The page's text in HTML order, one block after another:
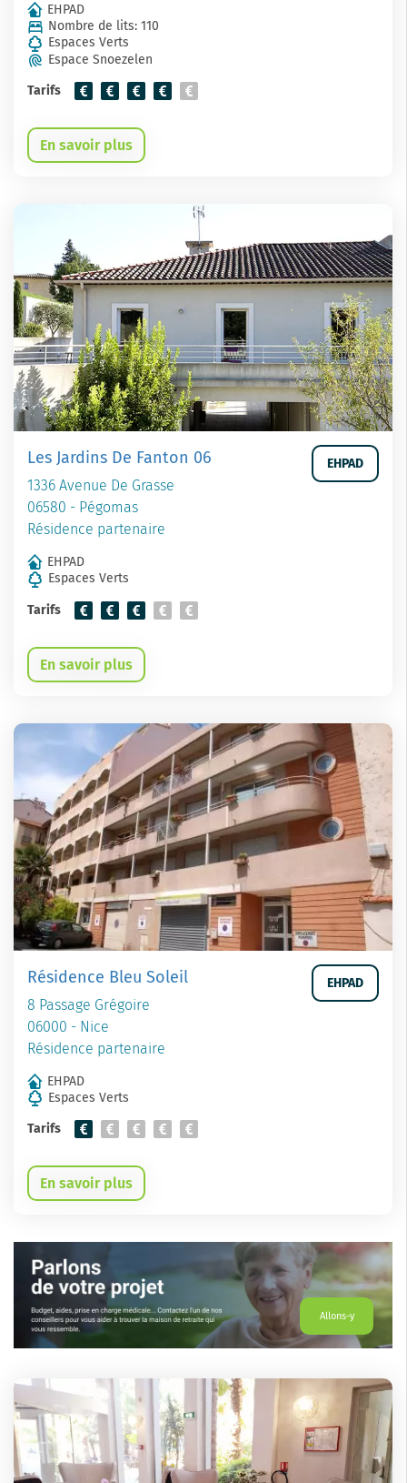
EHPAD
Nombre de lits: 110
Espaces Verts
Espace Snoezelen
Tarifs
En savoir plus
Les Jardins De Fanton 06
1336 Avenue De Grasse
06580 - Pégomas
Résidence partenaire
EHPAD
EHPAD
Espaces Verts
Tarifs
En savoir plus
Résidence Bleu Soleil
8 Passage Grégoire
06000 - Nice
Résidence partenaire
EHPAD
EHPAD
Espaces Verts
Tarifs
En savoir plus
Allons-y